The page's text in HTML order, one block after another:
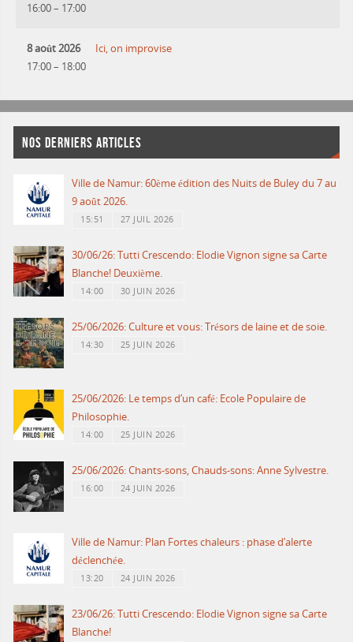
16:00– 17:00
8 août 2026
17:00– 18:00
Ici, on improvise
NOS DERNIERS ARTICLES
Ville de Namur: 60ème édition des Nuits de Buley du 7 au
9 août 2026.
15:51 27 JUIL 2026
30/06/26: Tutti Crescendo: Elodie Vignon signe sa Carte
Blanche! Deuxième.
14:00 30 JUIN 2026
25/06/2026: Culture et vous: Trésors de laine et de soie.
14:30 25 JUIN 2026
25/06/2026: Le temps d’un café: Ecole Populaire de
Philosophie.
14:00 25 JUIN 2026
25/06/2026: Chants-sons, Chauds-sons: Anne Sylvestre.
16:00 24 JUIN 2026
Ville de Namur: Plan Fortes chaleurs : phase d’alerte
déclenchée.
13:20 24 JUIN 2026
23/06/26: Tutti Crescendo: Elodie Vignon signe sa Carte
Blanche!